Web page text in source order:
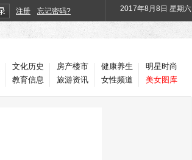
注册 忘记密码? 2017年8月8日 星期六
文化历史
教育信息
房产楼市
旅游资讯
健康养生
女性频道
明星时尚
美女图库